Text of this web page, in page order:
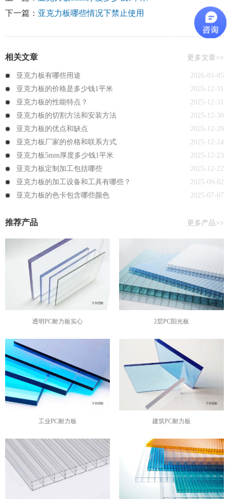
下一篇： 亚克力板哪些情况下禁止使用
相关文章 更多文章>>
亚克力板有哪些用途
2026-01-05
亚克力板的价格是多少钱1平米
2025-12-31
亚克力板的性能特点？
2025-12-31
亚克力板的切割方法和安装方法
2025-12-30
亚克力板的优点和缺点
2025-12-29
亚克力板厂家的价格和联系方式
2025-12-24
亚克力板5mm厚度多少钱1平米
2025-12-23
亚克力板定制加工包括哪些
2025-12-22
亚克力板的加工设备和工具有哪些？
2025-09-02
亚克力板的色卡包含哪些颜色
2025-07-07
推荐产品 更多产品>>
透明PC耐力板实心 2层PC阳光板
工业PC耐力板 建筑PC耐力板